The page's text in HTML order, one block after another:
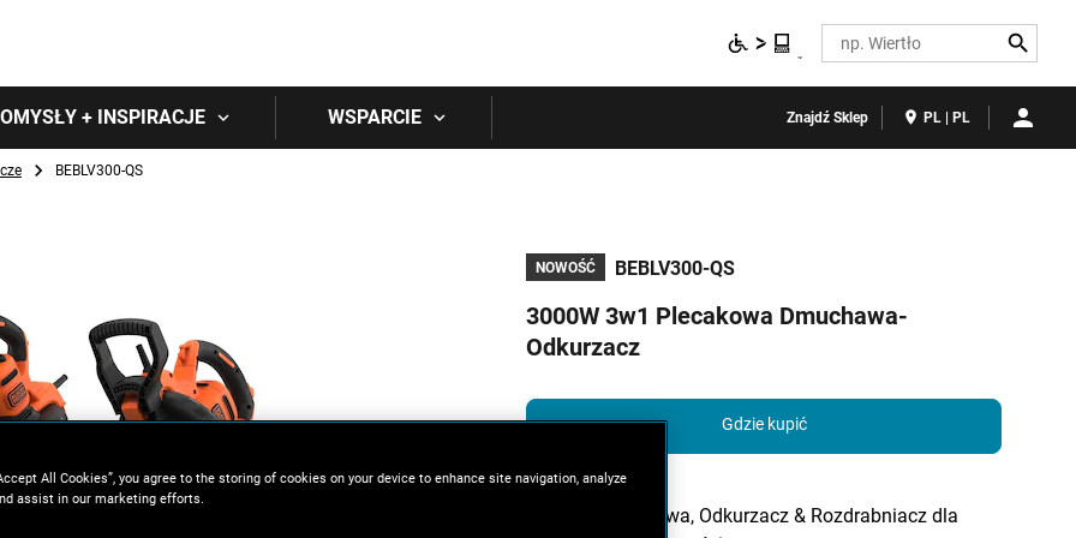
Search
+ INSPIRACJE WSPARCIE Znajdź Sklep PL | PL
BEBLV300-QS
NOWOŚĆ BEBLV300-QS
3000W 3w1 Plecakowa Dmuchawa-
Odkurzacz
Gdzie kupić
3w1 Dmuchawa, Odkurzacz & Rozdrabniacz dla
All Cookies”, you agree to the storing of cookies on your device to enhance site navigation, analyze
assist in our marketing efforts.